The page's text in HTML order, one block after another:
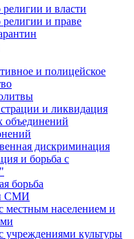
и власти
и праве
и полицейское
и ликвидация
объединений
дискриминация
и борьба с
борьба
СМИ
местным населением и
учреждениями культуры